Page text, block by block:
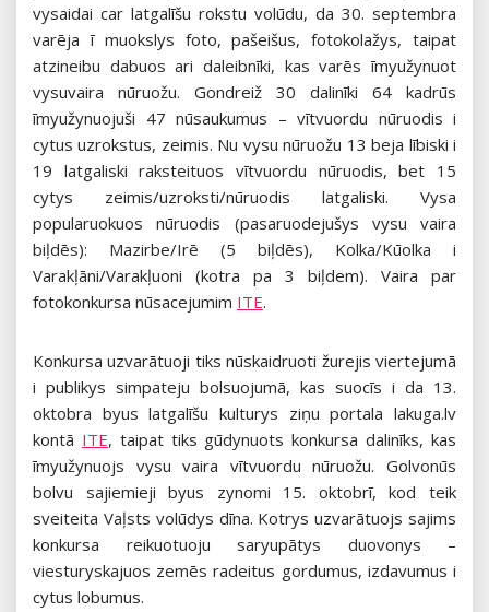
vysaidai car latgalīšu rokstu volūdu, da 30. septembra
varēja ī muokslys foto, pašeišus, fotokolažys, taipat
atzineibu dabuos ari daleibnīki, kas varēs īmyužynuot
vysuvaira nūruožu. Gondreiž 30 dalinīki 64 kadrūs
īmyužynuojuši 47 nūsaukumus – vītvuordu nūruodis i
cytus uzrokstus, zeimis. Nu vysu nūruožu 13 beja lībiski i
19 latgaliski raksteituos vītvuordu nūruodis, bet 15
cytys zeimis/uzroksti/nūruodis latgaliski. Vysa
popularuokuos nūruodis (pasaruodejušys vysu vaira
biļdēs): Mazirbe/Irē (5 biļdēs), Kolka/Kūolka i
Varakļāni/Varakļuoni (kotra pa 3 biļdem). Vaira par
fotokonkursa nūsacejumim ITE.
Konkursa uzvarātuoji tiks nūskaidruoti žurejis viertejumā
i publikys simpateju bolsuojumā, kas suocīs i da 13.
oktobra byus latgalīšu kulturys ziņu portala lakuga.lv
kontā ITE, taipat tiks gūdynuots konkursa dalinīks, kas
īmyužynuojs vysu vaira vītvuordu nūruožu. Golvonūs
bolvu sajiemieji byus zynomi 15. oktobrī, kod teik
sveiteita Vaļsts volūdys dīna. Kotrys uzvarātuojs sajims
konkursa reikuotuoju saryupātys duovonys –
viesturyskajuos zemēs radeitus gordumus, izdavumus i
cytus lobumus.